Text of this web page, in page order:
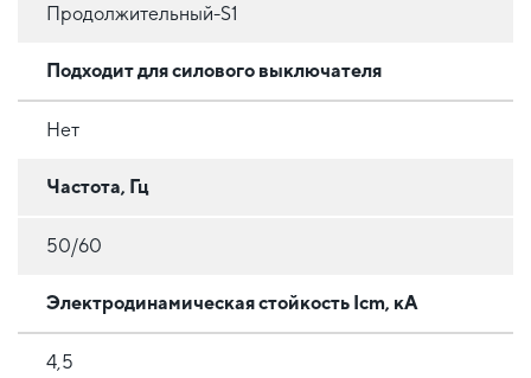
Продолжительный-S1
Подходит для силового выключателя
Нет
Частота, Гц
50/60
Электродинамическая стойкость Icm, кА
4,5